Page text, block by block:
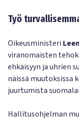
Työ
Oikeusministeri
viranomaisten
ehkäisyyn ja uhrien
näissä muutoksissa
juurtumista
Hallitusohjelman